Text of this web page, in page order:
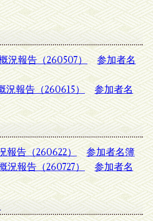
況報告（260507）
参加者名
況報告（260615）
参加者名
報告（260622）
参加者名簿
況報告（260727）
参加者名